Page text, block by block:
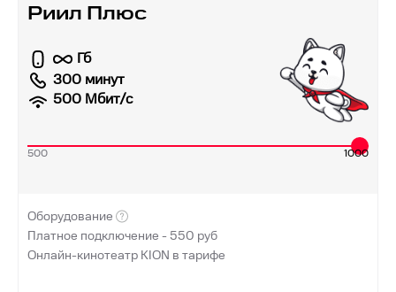
Риил Плюс
Гб
300 минут
500 Мбит/с
500 1000
Оборудование
Платное подключение -550 руб
Онлайн-кинотеатр KION в тарифе